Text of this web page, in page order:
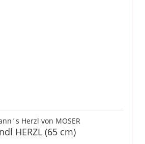
Herzl von MOSER
HERZL (65 cm)